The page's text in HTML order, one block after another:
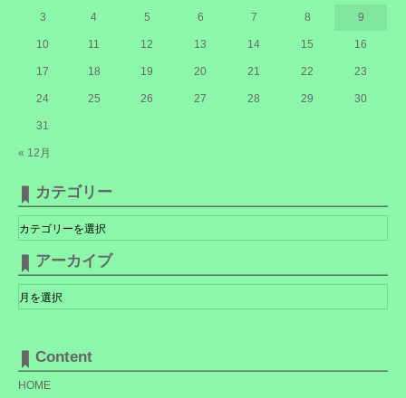
« 12月
3 4 5 6 7 8 9
10 11 12 13 14 15 16
17 18 19 20 21 22 23
24 25 26 27 28 29 30
31
カテゴリー
カ
テ
ゴ
リ
アーカイブ
ア
ー
カ
Content
HOME